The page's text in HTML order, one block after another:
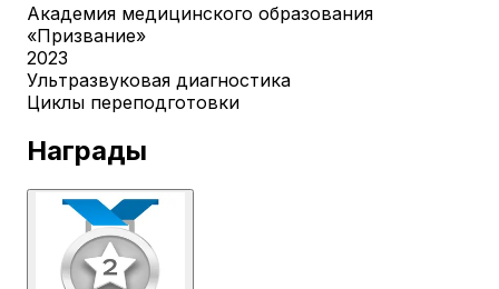
Академия медицинского образования
«Призвание»
2023
Ультразвуковая диагностика
Циклы переподготовки
Награды